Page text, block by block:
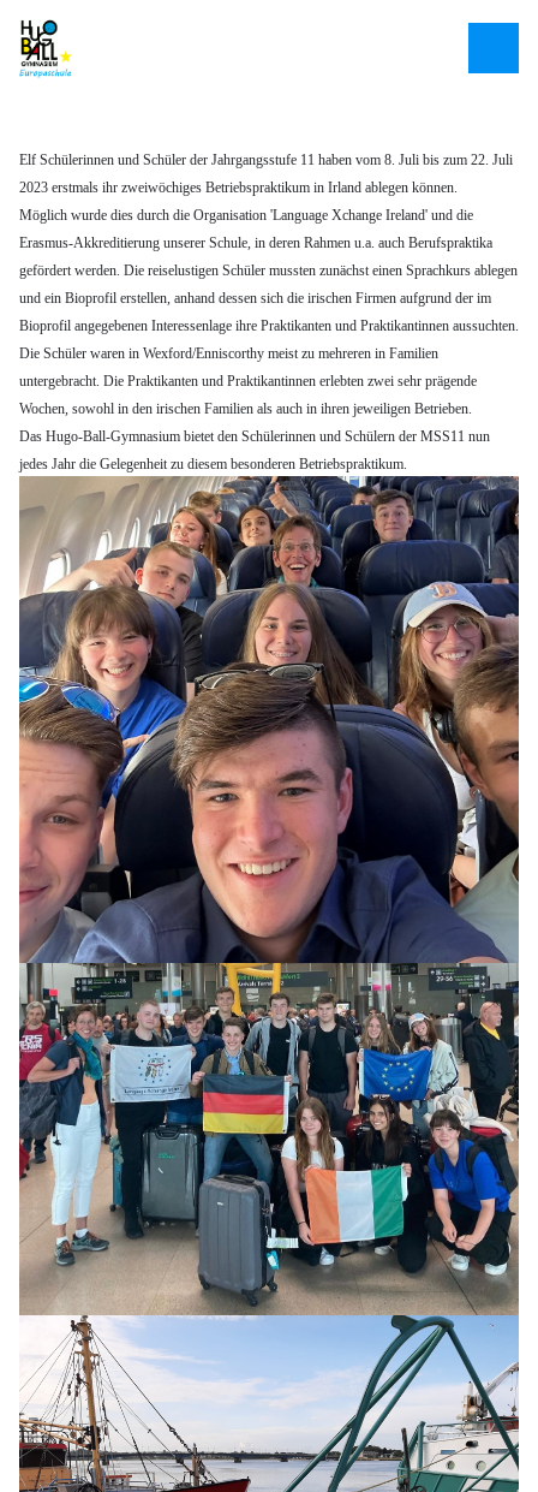
Elf Schülerinnen und Schüler der Jahrgangsstufe 11 haben vom 8. Juli bis zum 22. Juli
2023 erstmals ihr zweiwöchiges Betriebspraktikum in Irland ablegen können.
Möglich wurde dies durch die Organisation 'Language Xchange Ireland' und die
Erasmus-Akkreditierung unserer Schule, in deren Rahmen u.a. auch Berufspraktika
gefördert werden. Die reiselustigen Schüler mussten zunächst einen Sprachkurs ablegen
und ein Bioprofil erstellen, anhand dessen sich die irischen Firmen aufgrund der im
Bioprofil angegebenen Interessenlage ihre Praktikanten und Praktikantinnen aussuchten.
Die Schüler waren in Wexford/Enniscorthy meist zu mehreren in Familien
untergebracht. Die Praktikanten und Praktikantinnen erlebten zwei sehr prägende
Wochen, sowohl in den irischen Familien als auch in ihren jeweiligen Betrieben.
Das Hugo-Ball-Gymnasium bietet den Schülerinnen und Schülern der MSS11 nun
jedes Jahr die Gelegenheit zu diesem besonderen Betriebspraktikum.